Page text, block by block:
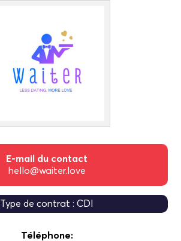
E-mail du contact
hello@waiter.love
Type de contrat : CDI
Téléphone: